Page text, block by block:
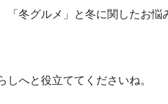
「冬グルメ」と冬に関したお悩
へと役立ててくださいね。